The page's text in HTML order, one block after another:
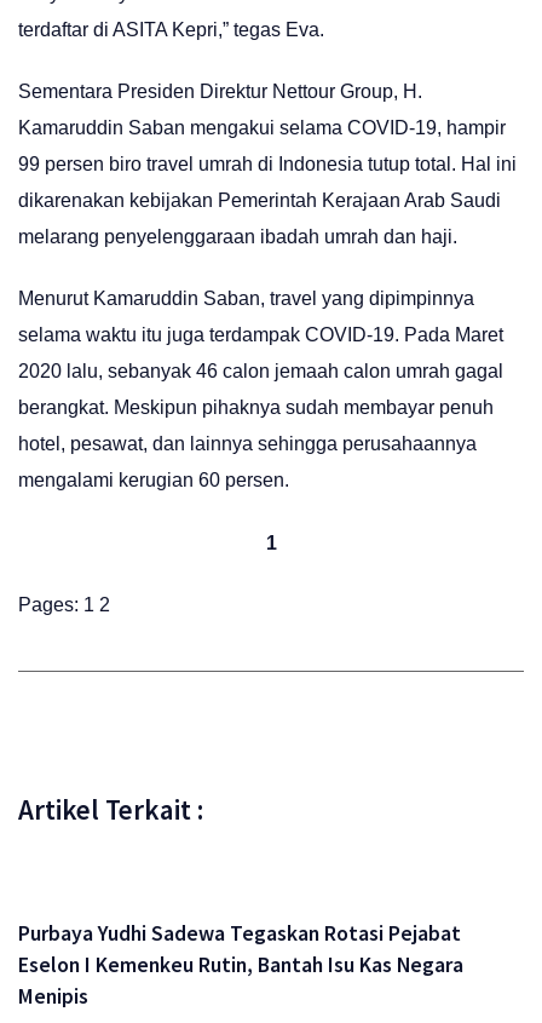
terdaftar di ASITA Kepri,” tegas Eva.
Sementara Presiden Direktur Nettour Group, H.
Kamaruddin Saban mengakui selama COVID-19, hampir
99 persen biro travel umrah di Indonesia tutup total. Hal ini
dikarenakan kebijakan Pemerintah Kerajaan Arab Saudi
melarang penyelenggaraan ibadah umrah dan haji.
Menurut Kamaruddin Saban, travel yang dipimpinnya
selama waktu itu juga terdampak COVID-19. Pada Maret
2020 lalu, sebanyak 46 calon jemaah calon umrah gagal
berangkat. Meskipun pihaknya sudah membayar penuh
hotel, pesawat, dan lainnya sehingga perusahaannya
mengalami kerugian 60 persen.
1
Pages: 1 2
Artikel Terkait :
Purbaya Yudhi Sadewa Tegaskan Rotasi Pejabat
Eselon I Kemenkeu Rutin, Bantah Isu Kas Negara
Menipis